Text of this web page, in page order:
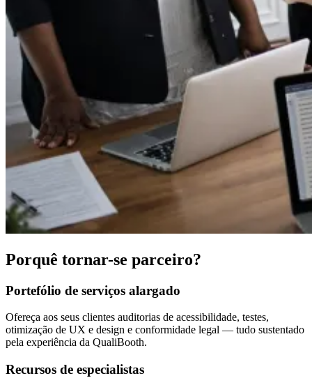
Porquê tornar-se parceiro?
Portefólio de serviços alargado
Ofereça aos seus clientes auditorias de acessibilidade, testes,
otimização de UX e design e conformidade legal — tudo sustentado
pela experiência da QualiBooth.
Recursos de especialistas